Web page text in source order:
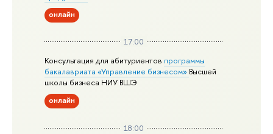
онлайн
17:00
Консультация для абитуриентов программы
бакалавриата «Управление бизнесом» Высшей
школы бизнеса НИУ ВШЭ
онлайн
18:00